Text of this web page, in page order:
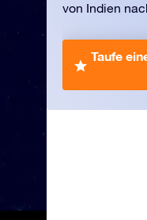
von Indien
Taufe